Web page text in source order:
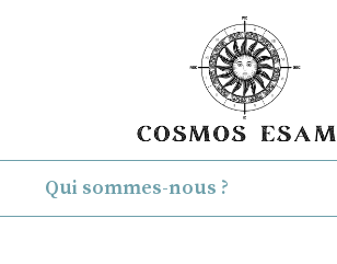
Qui sommes-nous ?